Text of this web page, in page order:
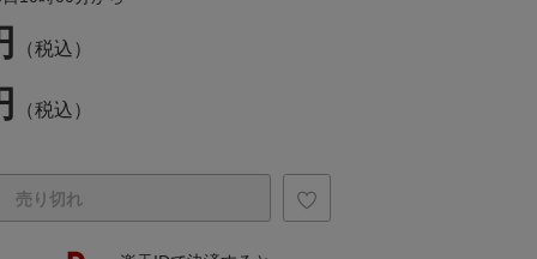
（税込）
（税込）
売り切れ